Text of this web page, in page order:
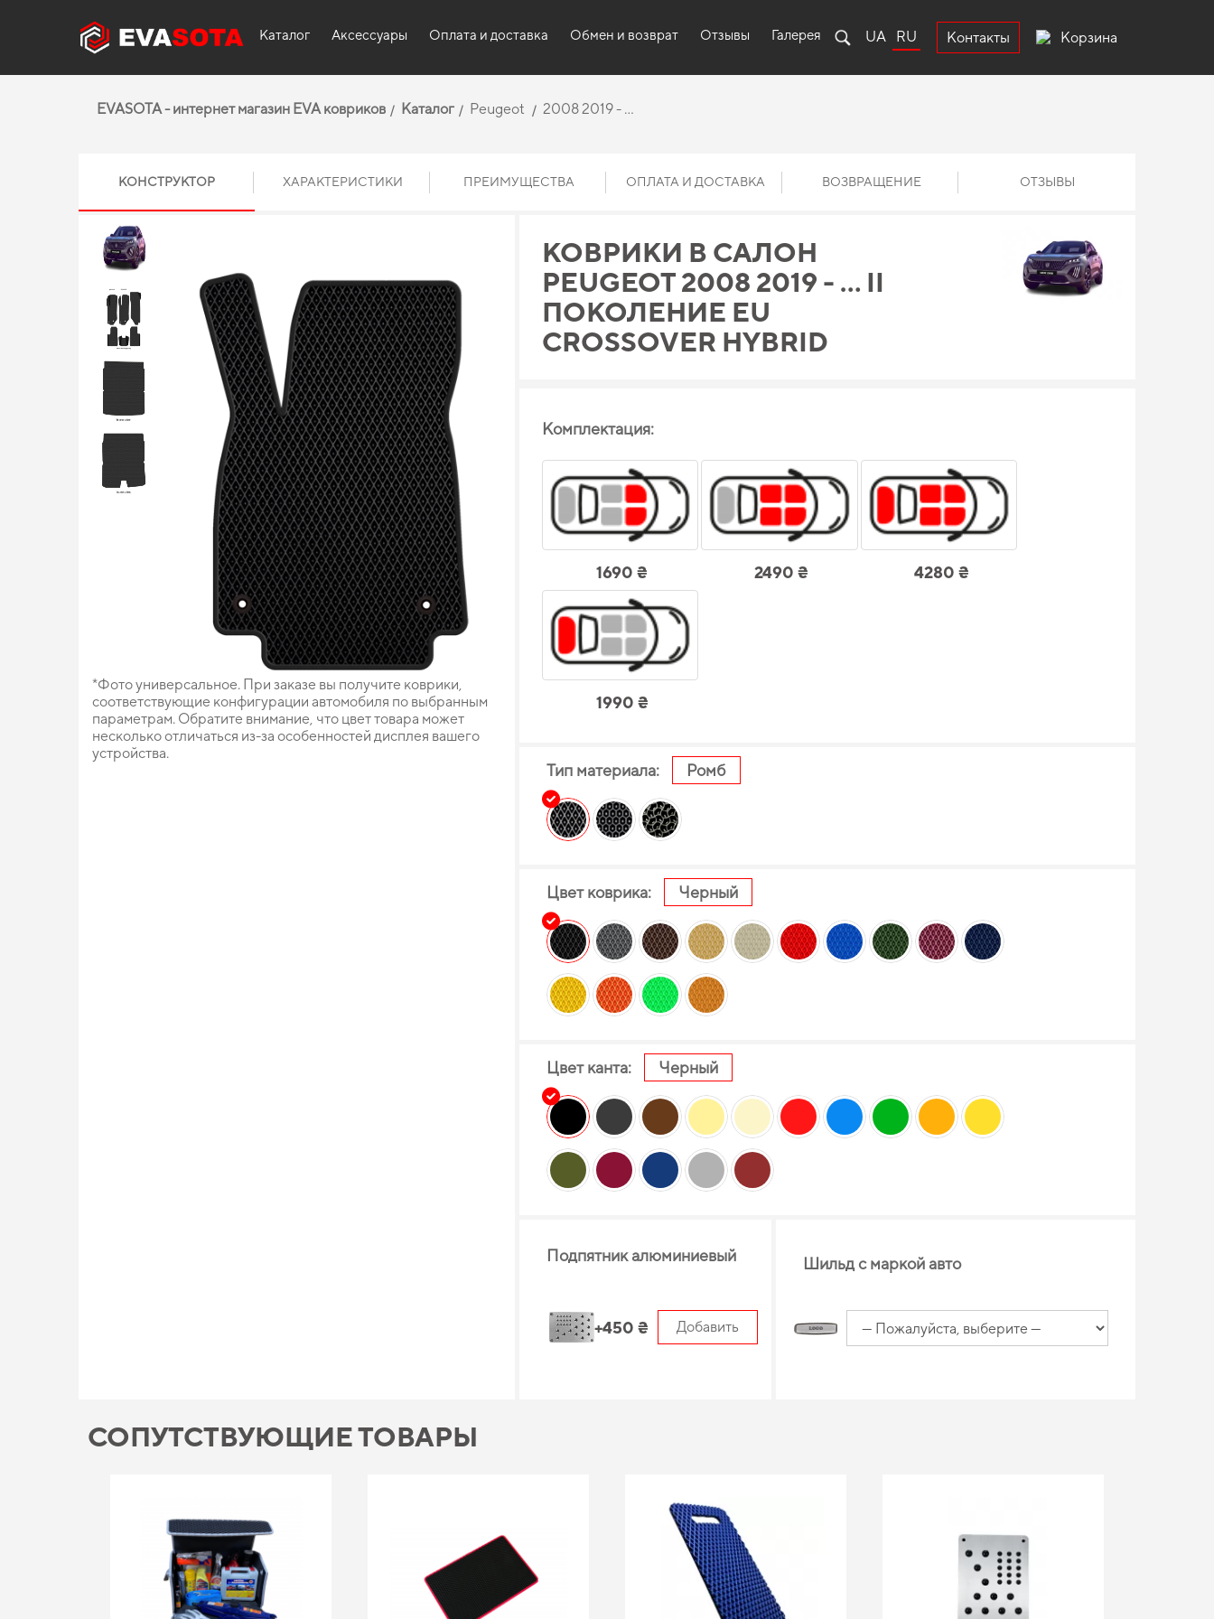
Каталог Аксессуары Оплата и доставка Обмен и возврат Отзывы Галерея UA RU Контакты Корзина
EVASOTA - интернет магазин EVA ковриков Каталог Peugeot 2008 2019 - ...
КОНСТРУКТОР ХАРАКТЕРИСТИКИ ПРЕИМУЩЕСТВА ОПЛАТА И ДОСТАВКА ВОЗВРАЩЕНИЕ ОТЗЫВЫ
*Фото универсальное. При заказе вы получите коврики,
соответствующие конфигурации автомобиля по выбранным
параметрам. Обратите внимание, что цвет товара может
несколько отличаться из-за особенностей дисплея вашего
устройства.
КОВРИКИ В САЛОН
PEUGEOT 2008 2019 - … II
ПОКОЛЕНИЕ EU
CROSSOVER HYBRID
Комплектация:
1690 ₴ 2490 ₴ 4280 ₴
1990 ₴
Тип материала: Ромб
Цвет коврика: Черный
Цвет канта: Черный
Подпятник алюминиевый
+450 ₴ Добавить
Шильд с маркой авто
СОПУТСТВУЮЩИЕ ТОВАРЫ